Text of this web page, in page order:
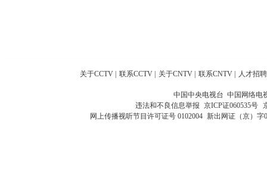
关于CCTV 联系CCTV 关于CNTV 联系CNTV 人才招聘
中国中央电视台 中国网络电
违法和不良信息举报 京ICP证060535号
网上传播视听节目许可证号 0102004 新出网证（京）